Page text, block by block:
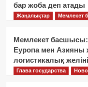
бар жоба деп атады
Жаңалықтар Мемлекет
Мемлекет басшысы:
Еуропа мен Азияны
логистикалық
Глава государства